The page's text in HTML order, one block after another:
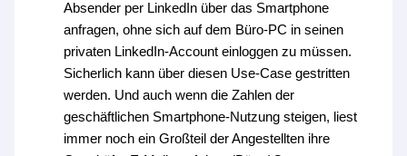
Absender per LinkedIn über das Smartphone
anfragen, ohne sich auf dem Büro-PC in seinen
privaten LinkedIn-Account einloggen zu müssen.
Sicherlich kann über diesen Use-Case gestritten
werden. Und auch wenn die Zahlen der
geschäftlichen Smartphone-Nutzung steigen, liest
immer noch ein Großteil der Angestellten ihre